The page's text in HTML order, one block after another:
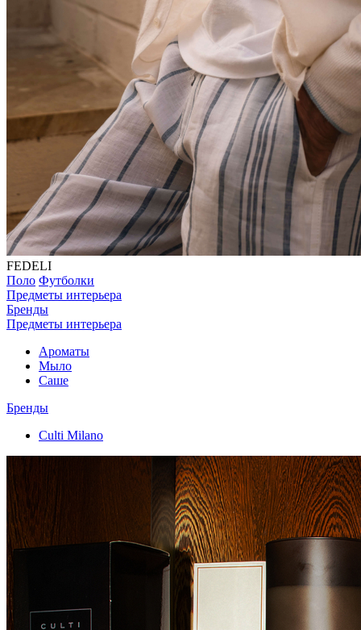
FEDELI
Поло Футболки
Предметы интерьера
Бренды
Предметы интерьера
Ароматы
Мыло
Саше
Бренды
Culti Milano